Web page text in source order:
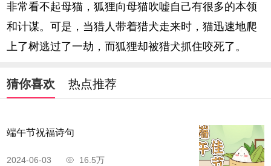
非常看不起母猫，狐狸向母猫吹嘘自己有很多的本领
和计谋。可是，当猎人带着猎犬走来时，猫迅速地爬
上了树逃过了一劫，而狐狸却被猎犬抓住咬死了。
猜你喜欢 热点推荐
端午节祝福诗句
2024-06-03 16.5万